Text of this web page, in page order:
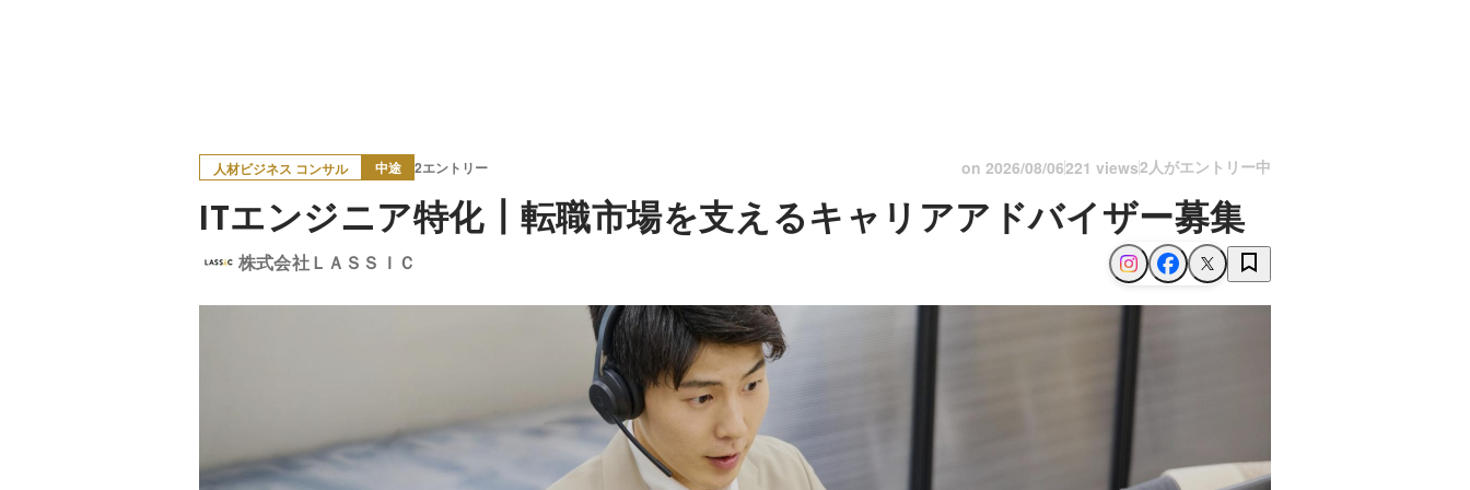
人材ビジネス コンサル 中途 2エントリー on 2026/08/06221 views2人がエントリー中
ITエンジニア特化┃転職市場を支えるキャリアアドバイザー募集
株式会社ＬＡＳＳＩＣ